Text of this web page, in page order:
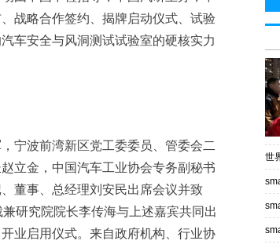
战略合作签约、揭牌启动仪式、试验
车安全与风洞测试试验室的硬核实力
宁波前湾新区党工委委员、管委会二
立金，中国汽车工业协会专务副秘书
董事、总经理刘安民出席会议并致
研究院院长李传海与上述嘉宾共同出
业启用仪式。来自政府机构、行业协
世